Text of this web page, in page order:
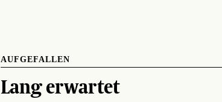
AUFGEFALLEN
Lang erwartet